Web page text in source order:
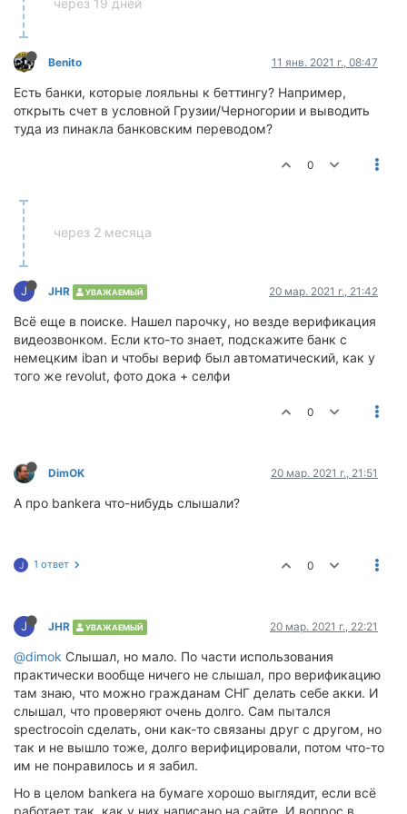
через 19 дней
Benito 11 янв. 2021 г., 08:47
Есть банки, которые лояльны к беттингу? Например,
открыть счет в условной Грузии/Черногории и выводить
туда из пинакла банковским переводом?
0
через 2 месяца
J JHR УВАЖАЕМЫЙ 20 мар. 2021 г., 21:42
Всё еще в поиске. Нашел парочку, но везде верификация
видеозвонком. Если кто-то знает, подскажите банк с
немецким iban и чтобы вериф был автоматический, как у
того же revolut, фото дока + селфи
0
DimOK 20 мар. 2021 г., 21:51
А про bankera что-нибудь слышали?
J 1 ответ 0
J JHR УВАЖАЕМЫЙ 20 мар. 2021 г., 22:21
@dimok Слышал, но мало. По части использования
практически вообще ничего не слышал, про верификацию
там знаю, что можно гражданам СНГ делать себе акки. И
слышал, что проверяют очень долго. Сам пытался
spectrocoin сделать, они как-то связаны друг с другом, но
так и не вышло тоже, долго верифицировали, потом что-то
им не понравилось и я забил.
Но в целом bankera на бумаге хорошо выглядит, если всё
работает так, как у них написано на сайте. И вопрос в